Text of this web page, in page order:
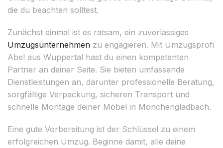
die du beachten solltest.
Zunächst einmal ist es ratsam, ein zuverlässiges
Umzugsunternehmen zu engagieren. Mit Umzugsprofi
Abel aus Wuppertal hast du einen kompetenten
Partner an deiner Seite. Sie bieten umfassende
Dienstleistungen an, darunter professionelle Beratung,
sorgfältige Verpackung, sicheren Transport und
schnelle Montage deiner Möbel in Mönchengladbach.
Eine gute Vorbereitung ist der Schlüssel zu einem
erfolgreichen Umzug. Beginne damit, alle deine